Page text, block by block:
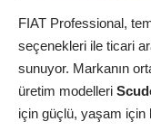
FIAT Professional,
seçenekleri ile ticari
sunuyor. Markanın
üretim modelleri
için güçlü, yaşam için